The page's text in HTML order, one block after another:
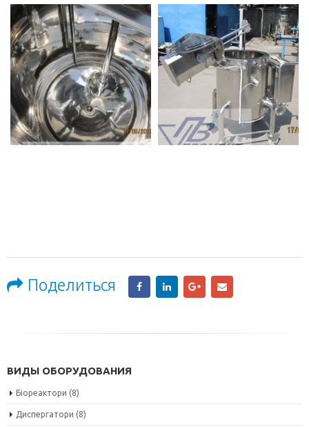
Поделиться
ВИДЫ ОБОРУДОВАНИЯ
Біореактори (8)
Диспергатори (8)